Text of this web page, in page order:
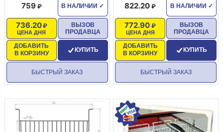
В НАЛИЧИИ ✓
759
ЦЕНА ДНЯ
736.20
ДОБАВИТЬ
В КОРЗИНУ
ВЫЗОВ
ПРОДАВЦА
КУПИТЬ
БЫСТРЫЙ ЗАКАЗ
В НАЛИЧИИ ✓
822.20
ЦЕНА ДНЯ
772.90
ДОБАВИТЬ
В КОРЗИНУ
ВЫЗОВ
ПРОДАВЦА
КУПИТЬ
БЫСТРЫЙ ЗАКАЗ